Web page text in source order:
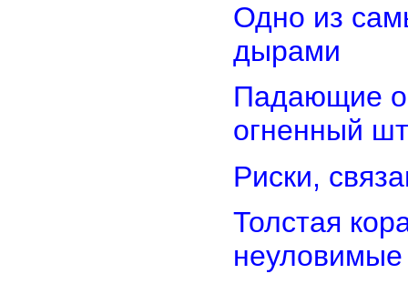
Одно из
дырами
Падающие
огненный
Риски,
Толстая